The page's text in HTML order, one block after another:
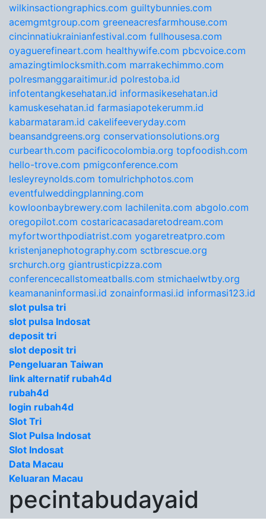
wilkinsactiongraphics.com guiltybunnies.com
acemgmtgroup.com greeneacresfarmhouse.com
cincinnatiukrainianfestival.com fullhousesa.com
oyaguerefineart.com healthywife.com pbcvoice.com
amazingtimlocksmith.com marrakechimmo.com
polresmanggaraitimur.id polrestoba.id
infotentangkesehatan.id informasikesehatan.id
kamuskesehatan.id farmasiapotekerumm.id
kabarmataram.id cakelifeeveryday.com
beansandgreens.org conservationsolutions.org
curbearth.com pacificocolombia.org topfoodish.com
hello-trove.com pmigconference.com
lesleyreynolds.com tomulrichphotos.com
eventfulweddingplanning.com
kowloonbaybrewery.com lachilenita.com abgolo.com
oregopilot.com costaricacasadaretodream.com
myfortworthpodiatrist.com yogaretreatpro.com
kristenjanephotography.com sctbrescue.org
srchurch.org giantrusticpizza.com
conferencecallstomeatballs.com stmichaelwtby.org
keamananinformasi.id zonainformasi.id informasi123.id
slot pulsa tri
slot pulsa Indosat
deposit tri
slot deposit tri
Pengeluaran Taiwan
link alternatif rubah4d
rubah4d
login rubah4d
Slot Tri
Slot Pulsa Indosat
Slot Indosat
Data Macau
Keluaran Macau
pecintabudayaid